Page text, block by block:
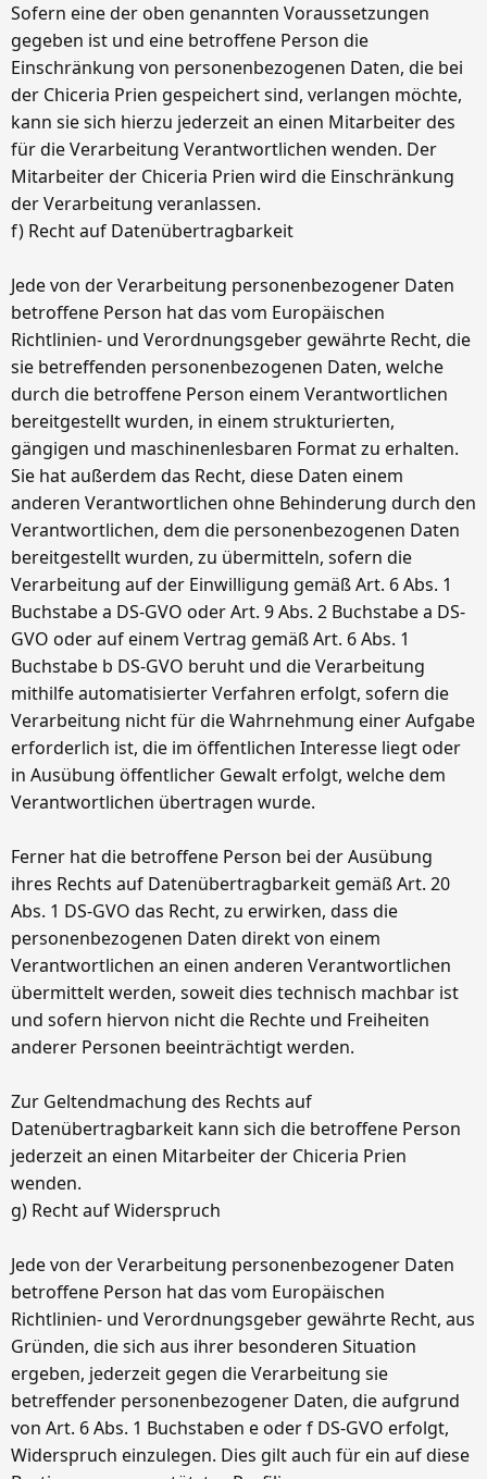
Sofern eine der oben genannten Voraussetzungen
gegeben ist und eine betroffene Person die
Einschränkung von personenbezogenen Daten, die bei
der Chiceria Prien gespeichert sind, verlangen möchte,
kann sie sich hierzu jederzeit an einen Mitarbeiter des
für die Verarbeitung Verantwortlichen wenden. Der
Mitarbeiter der Chiceria Prien wird die Einschränkung
der Verarbeitung veranlassen.
f) Recht auf Datenübertragbarkeit
Jede von der Verarbeitung personenbezogener Daten
betroffene Person hat das vom Europäischen
Richtlinien- und Verordnungsgeber gewährte Recht, die
sie betreffenden personenbezogenen Daten, welche
durch die betroffene Person einem Verantwortlichen
bereitgestellt wurden, in einem strukturierten,
gängigen und maschinenlesbaren Format zu erhalten.
Sie hat außerdem das Recht, diese Daten einem
anderen Verantwortlichen ohne Behinderung durch den
Verantwortlichen, dem die personenbezogenen Daten
bereitgestellt wurden, zu übermitteln, sofern die
Verarbeitung auf der Einwilligung gemäß Art. 6 Abs. 1
Buchstabe a DS-GVO oder Art. 9 Abs. 2 Buchstabe a DS-
GVO oder auf einem Vertrag gemäß Art. 6 Abs. 1
Buchstabe b DS-GVO beruht und die Verarbeitung
mithilfe automatisierter Verfahren erfolgt, sofern die
Verarbeitung nicht für die Wahrnehmung einer Aufgabe
erforderlich ist, die im öffentlichen Interesse liegt oder
in Ausübung öffentlicher Gewalt erfolgt, welche dem
Verantwortlichen übertragen wurde.
Ferner hat die betroffene Person bei der Ausübung
ihres Rechts auf Datenübertragbarkeit gemäß Art. 20
Abs. 1 DS-GVO das Recht, zu erwirken, dass die
personenbezogenen Daten direkt von einem
Verantwortlichen an einen anderen Verantwortlichen
übermittelt werden, soweit dies technisch machbar ist
und sofern hiervon nicht die Rechte und Freiheiten
anderer Personen beeinträchtigt werden.
Zur Geltendmachung des Rechts auf
Datenübertragbarkeit kann sich die betroffene Person
jederzeit an einen Mitarbeiter der Chiceria Prien
wenden.
g) Recht auf Widerspruch
Jede von der Verarbeitung personenbezogener Daten
betroffene Person hat das vom Europäischen
Richtlinien- und Verordnungsgeber gewährte Recht, aus
Gründen, die sich aus ihrer besonderen Situation
ergeben, jederzeit gegen die Verarbeitung sie
betreffender personenbezogener Daten, die aufgrund
von Art. 6 Abs. 1 Buchstaben e oder f DS-GVO erfolgt,
Widerspruch einzulegen. Dies gilt auch für ein auf diese